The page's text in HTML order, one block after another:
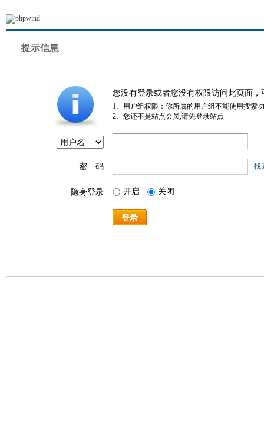
提示信息
您没有登录或者您没有权限访问此页面
1、用户组权限：你所属的用户组不能使用搜索
2、您还不是站点会员,请先登录站点
密 码 找
隐身登录 开启 关闭
登录